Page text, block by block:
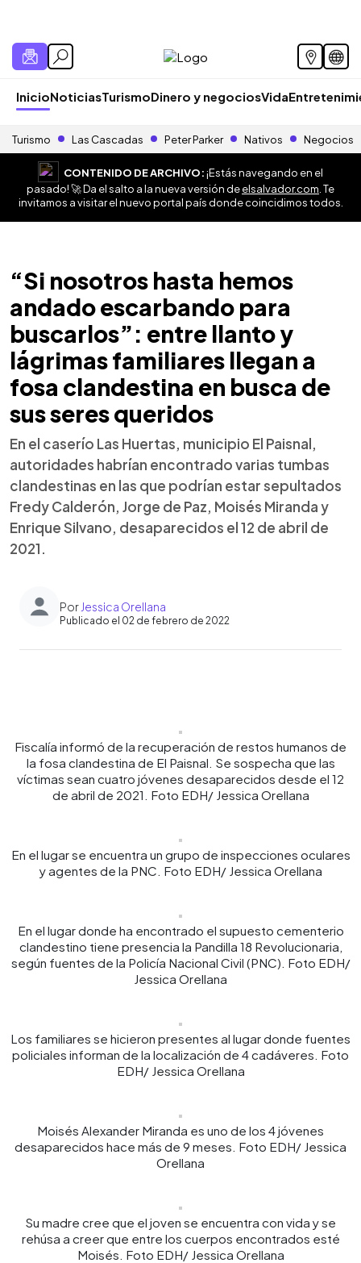
InicioNoticiasTurismoDinero y negociosVida
Turismo Las Cascadas Peter Parker Nativos Negocios
CONTENIDO DE ARCHIVO:¡Estás navegando en el
pasado! 🚀 Da el salto a la nueva versión deelsalvador.com . Te
invitamos a visitar el nuevo portal país donde coincidimos todos.
“Si nosotros hasta hemos
andado escarbando para
buscarlos”: entre llanto y
lágrimas familiares llegan a
fosa clandestina en busca de
sus seres queridos
En el caserío Las Huertas, municipio El Paisnal,
autoridades habrían encontrado varias tumbas
clandestinas en las que podrían estar sepultados
Fredy Calderón, Jorge de Paz, Moisés Miranda y
Enrique Silvano, desaparecidos el 12 de abril de
2021.
Por Jessica Orellana
Publicado el 02 de febrero de 2022
Fiscalía informó de la recuperación de restos humanos de
la fosa clandestina de El Paisnal. Se sospecha que las
víctimas sean cuatro jóvenes desaparecidos desde el 12
de abril de 2021. Foto EDH/ Jessica Orellana
En el lugar se encuentra un grupo de inspecciones oculares
y agentes de la PNC. Foto EDH/ Jessica Orellana
En el lugar donde ha encontrado el supuesto cementerio
clandestino tiene presencia la Pandilla 18 Revolucionaria,
según fuentes de la Policía Nacional Civil (PNC). Foto EDH/
Jessica Orellana
Los familiares se hicieron presentes al lugar donde fuentes
policiales informan de la localización de 4 cadáveres. Foto
EDH/ Jessica Orellana
Moisés Alexander Miranda es uno de los 4 jóvenes
desaparecidos hace más de 9 meses. Foto EDH/ Jessica
Orellana
Su madre cree que el joven se encuentra con vida y se
rehúsa a creer que entre los cuerpos encontrados esté
Moisés. Foto EDH/ Jessica Orellana